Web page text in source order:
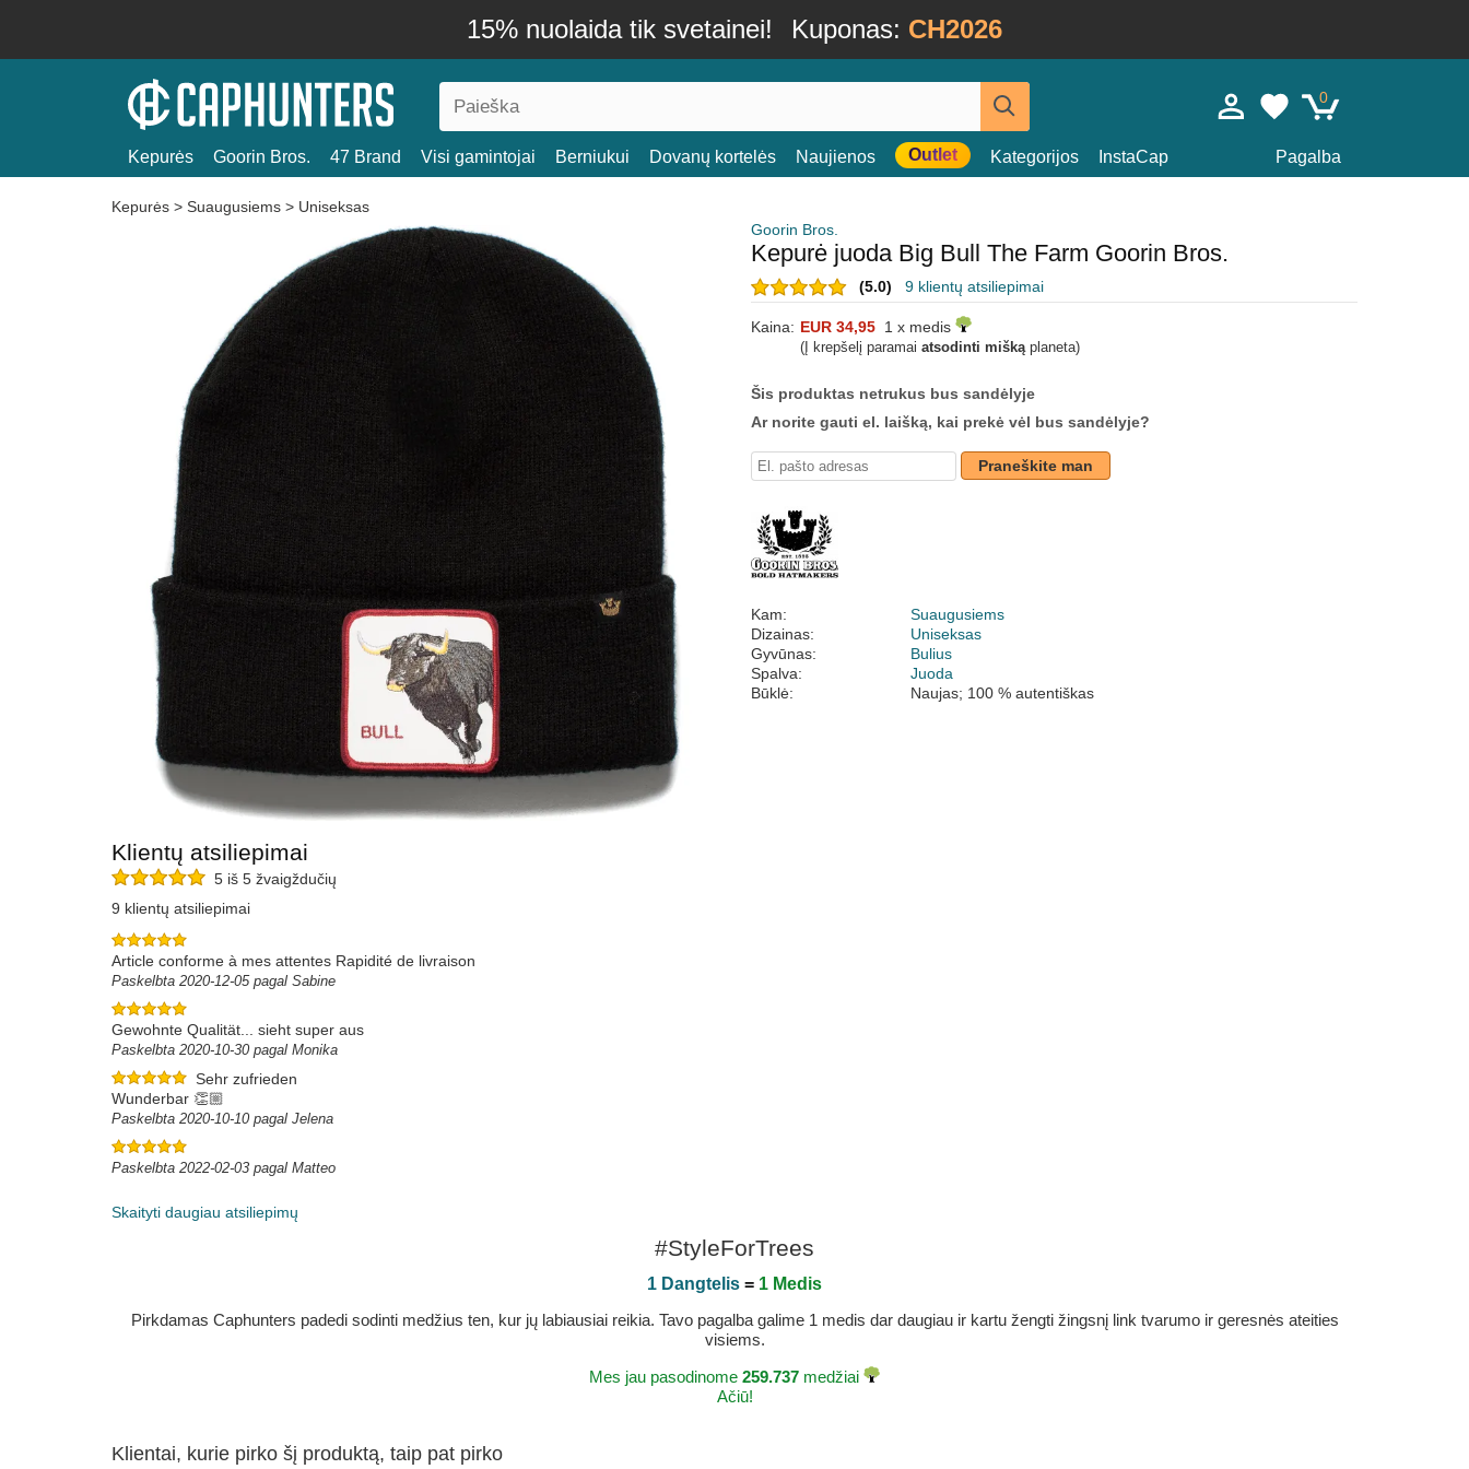
15% nuolaida tik svetainei! Kuponas: CH2026
0
Kepurės Goorin Bros. 47 Brand Visi gamintojai Berniukui Dovanų kortelės Naujienos Outlet Kategorijos InstaCap Pagalba
Kepurės > Suaugusiems > Uniseksas
Goorin Bros.
Kepurė juoda Big Bull The Farm Goorin Bros.
(5.0) 9 klientų atsiliepimai
Kaina: EUR 34,95 1 x medis
(Į krepšelį paramai atsodinti miškąplaneta)
Šis produktas netrukus bus sandėlyje
Ar norite gauti el. laišką, kai prekė vėl bus sandėlyje?
Praneškite man
Kam:
Suaugusiems
Dizainas:
Uniseksas
Gyvūnas:
Bulius
Spalva:
Juoda
Būklė:
Naujas; 100 % autentiškas
Klientų atsiliepimai
5 iš 5 žvaigždučių
9 klientų atsiliepimai
Article conforme à mes attentes Rapidité de livraison
Paskelbta 2020-12-05 pagal Sabine
Gewohnte Qualität... sieht super aus
Paskelbta 2020-10-30 pagal Monika
Sehr zufrieden
Wunderbar 👏🏼
Paskelbta 2020-10-10 pagal Jelena
Paskelbta 2022-02-03 pagal Matteo
Skaityti daugiau atsiliepimų
#StyleForTrees
1 Dangtelis = 1 Medis
Pirkdamas Caphunters padedi sodinti medžius ten, kur jų labiausiai reikia. Tavo pagalba galime 1 medis dar daugiau ir kartu žengti žingsnį link tvarumo ir geresnės ateities
visiems.
Mes jau pasodinome 259.737 medžiai
Ačiū!
Klientai, kurie pirko šį produktą, taip pat pirko